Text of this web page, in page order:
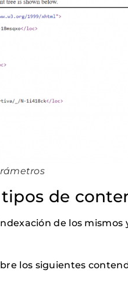
de
de los mismos
los siguientes